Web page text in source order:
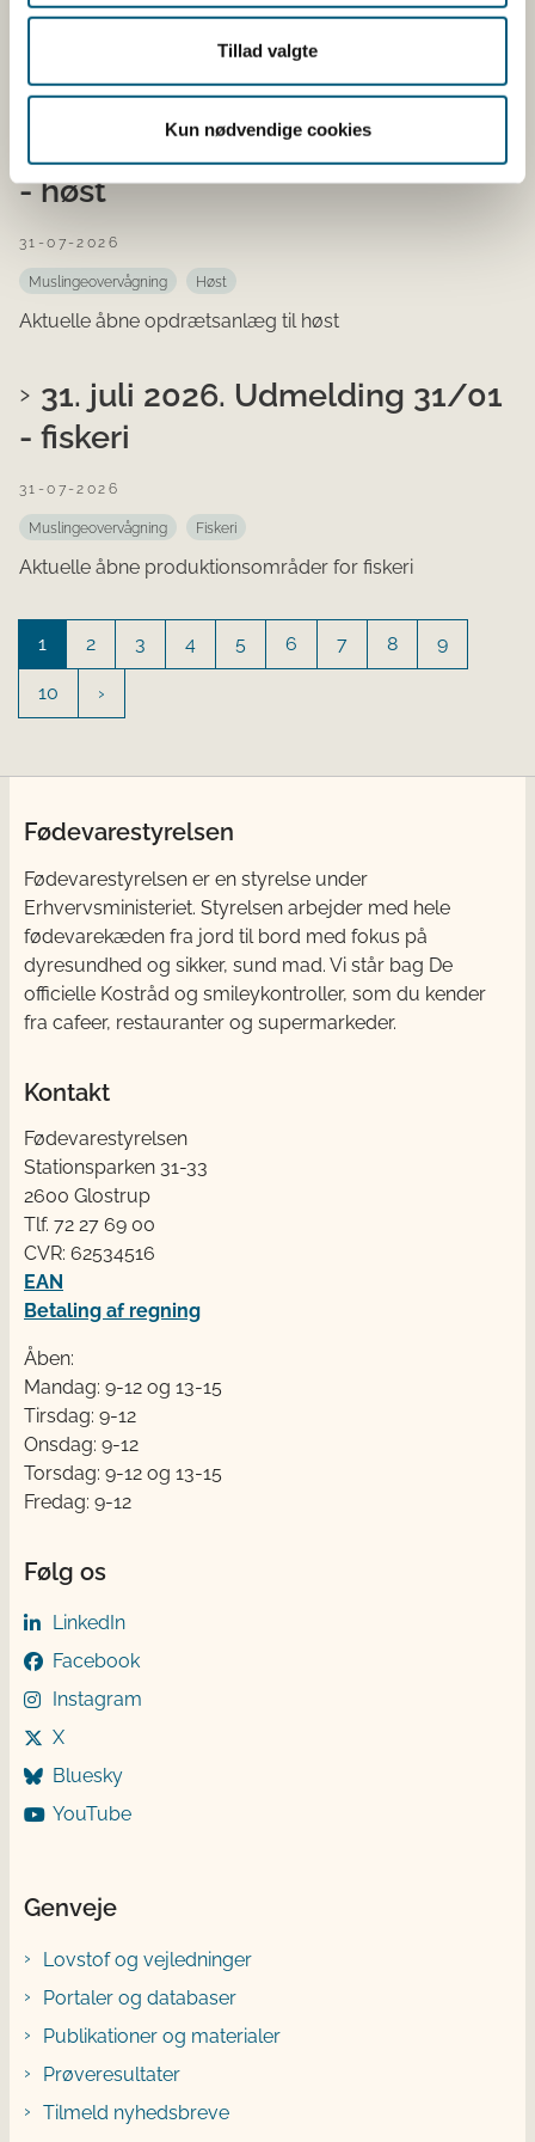
Tillad valgte
Kun nødvendige cookies
Muslingeovervågning Vandindtag
Aktuelle åbne vandindtag til rensning, konditionering og
31. juli 2026. Udmelding 31/01
- høst
31-07-2026
Muslingeovervågning Høst
Aktuelle åbne opdrætsanlæg til høst
31. juli 2026. Udmelding 31/01
- fiskeri
31-07-2026
Muslingeovervågning Fiskeri
Aktuelle åbne produktionsområder for fiskeri
1 2 3 4 5 6 7 8 9
10
Fødevarestyrelsen
Fødevarestyrelsen er en styrelse under
Erhvervsministeriet. Styrelsen arbejder med hele
fødevarekæden fra jord til bord med fokus på
dyresundhed og sikker, sund mad. Vi står bag De
officielle Kostråd og smileykontroller, som du kender
fra cafeer, restauranter og supermarkeder.
Kontakt
Fødevarestyrelsen
Stationsparken 31-33
2600 Glostrup
Tlf. 72 2​​​7 69 00
CVR: 62534516
EAN
Betaling af regning
Åben:
Mandag: 9-12 og 13-15
Tirsdag: 9-12
Onsdag: 9-12
Torsdag: 9-12 og 13-15
Fredag: 9-12
Følg os
LinkedIn
Facebook
Instagram
X
Bluesky
YouTube
Genveje
Lovstof og vejledninger
Portaler og databaser
Publikationer og materialer
Prøveresultater
Tilmeld nyhedsbreve